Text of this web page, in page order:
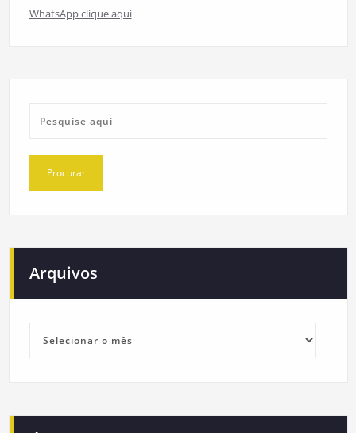
WhatsApp clique aqui
Arquivos